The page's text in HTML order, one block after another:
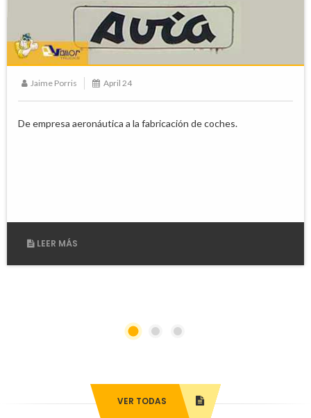
Jaime Porris April 24
De empresa aeronáutica a la fabricación de coches.
LEER MÁS
VER TODAS